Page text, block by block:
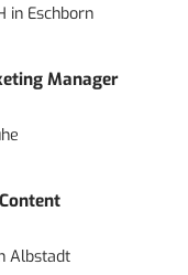
in Eschborn
Manager
Albstadt